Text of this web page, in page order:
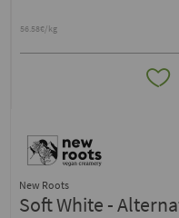
56.58€/kg
New Roots
Soft White -